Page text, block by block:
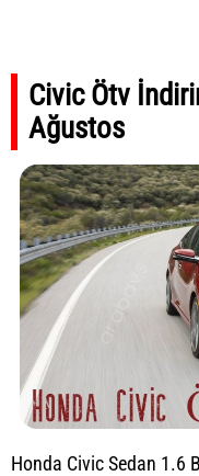
Civic Ötv
Ağustos
Honda Civic Sedan 1.6